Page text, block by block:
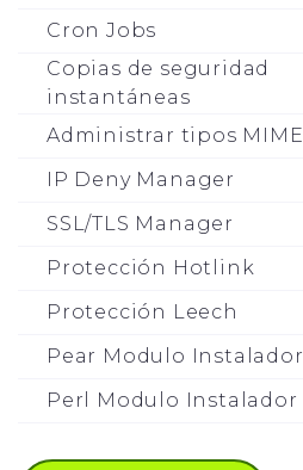
Cron Jobs
Copias de seguridad
instantáneas
Administrar tipos MIME
IP Deny Manager
SSL/TLS Manager
Protección Hotlink
Protección Leech
Pear Modulo Instalador
Perl Modulo Instalador